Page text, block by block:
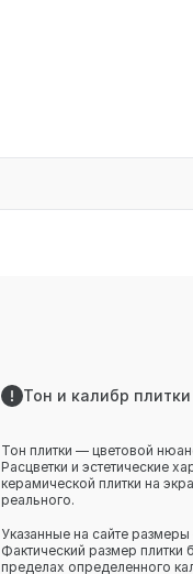
Тон и калибр
Тон плитки — цветовой
Расцветки и эстетические
керамической плитки на
реального.
Указанные на сайте
Фактический размер плитки
пределах определенного